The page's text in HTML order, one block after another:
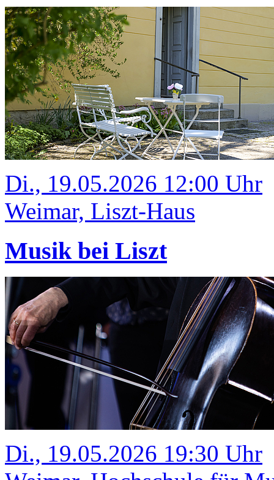
Di., 19.05.2026 12:00 Uhr
Weimar, Liszt-Haus
Musik bei Liszt
Di., 19.05.2026 19:30 Uhr